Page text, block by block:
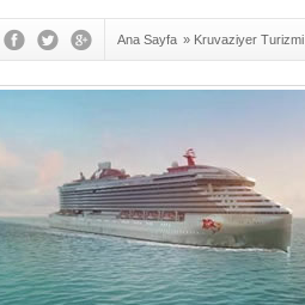
Ana Sayfa » Kruvaziyer Turizmi